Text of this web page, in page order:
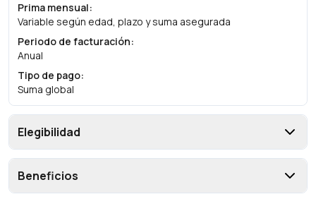
Prima mensual:
Variable según edad, plazo y suma asegurada
Periodo de facturación:
Anual
Tipo de pago:
Suma global
Elegibilidad
Beneficios